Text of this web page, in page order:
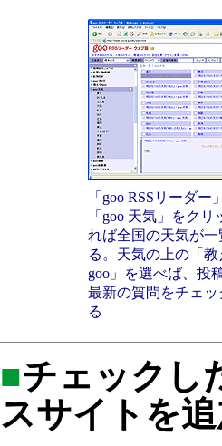
「goo RSSリーダー
「goo 天気」をクリ
れば全国の天気が一
る。天気の上の「教
goo」を選べば、投
最新の質問をチェッ
る
■チェックし
スサイトを